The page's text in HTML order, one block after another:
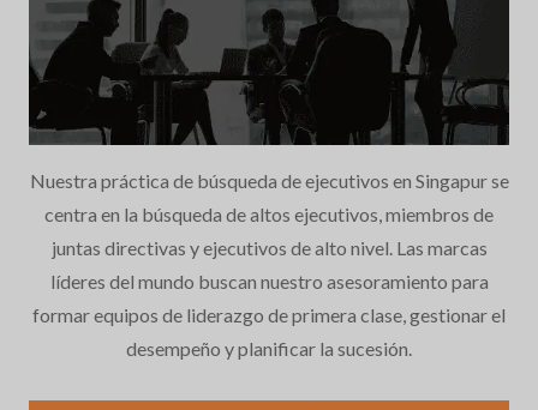
Nuestra práctica de búsqueda de ejecutivos en Singapur se
centra en la búsqueda de altos ejecutivos, miembros de
juntas directivas y ejecutivos de alto nivel. Las marcas
líderes del mundo buscan nuestro asesoramiento para
formar equipos de liderazgo de primera clase, gestionar el
desempeño y planificar la sucesión.